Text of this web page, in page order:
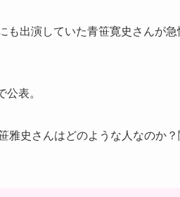
も出演していた青笹寛史さんが
表。
史さんはどのような人なのか